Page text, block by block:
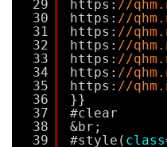
29
30
31
32
33
34
35
36
37
38
39
https: //
https: //
https: //
https: //
https: //
https: //
https: //
}}
#clear
&br;
#style( class